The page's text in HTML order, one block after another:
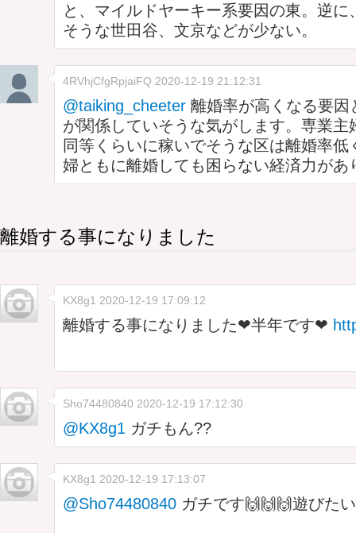
と、マイルドヤーキー系要因の東。逆
そうな世田谷、文京などが少ない。
4RVhjCfgRpjaiFQ 2020-12-19 21:12:31
@taiking_cheeter 離婚率が高くなる要因
が関係していそうな気がします。専業主
同等くらいに稼いでそうな区は離婚率
婦ともに離婚しても困らない経済力があ
離婚する事になりました
KX8g1 2020-12-19 17:09:12
離婚する事になりました❤半年です❤
Sho74480840 2020-12-19 17:12:30
@KX8g1 ガチもん??
KX8g1 2020-12-19 17:13:07
@Sho74480840 ガチです🙌🙌🙌遊びた